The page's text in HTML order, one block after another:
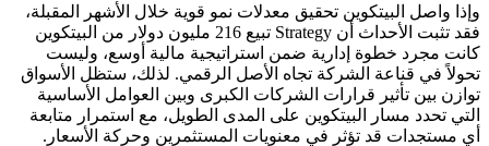
وإذا واصل البيتكوين تحقيق معدلات نمو قوية خلال الأشهر المقبلة،
فقد تثبت الأحداث أن Strategy تبيع 216 مليون دولار من البيتكوين
كانت مجرد خطوة إدارية ضمن استراتيجية مالية أوسع، وليست
تحولاً في قناعة الشركة تجاه الأصل الرقمي. لذلك، ستظل الأسواق
توازن بين تأثير قرارات الشركات الكبرى وبين العوامل الأساسية
التي تحدد مسار البيتكوين على المدى الطويل، مع استمرار متابعة
أي مستجدات قد تؤثر في معنويات المستثمرين وحركة الأسعار.